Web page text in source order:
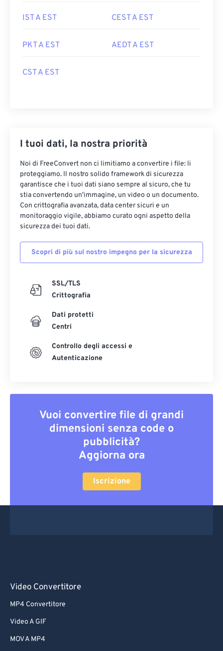
IST A EST CEST A EST
PKT A EST AEDT A EST
CST A EST
I tuoi dati, la nostra priorità
Noi di FreeConvert non ci limitiamo a convertire i file: li
proteggiamo. Il nostro solido framework di sicurezza
garantisce che i tuoi dati siano sempre al sicuro, che tu
stia convertendo un'immagine, un video o un documento.
Con crittografia avanzata, data center sicuri e un
monitoraggio vigile, abbiamo curato ogni aspetto della
sicurezza dei tuoi dati.
Scopri di più sul nostro impegno per la sicurezza
SSL/TLS
Crittografia
Dati protetti
Centri
Controllo degli accessi e
Autenticazione
Vuoi convertire file di grandi
dimensioni senza code o
pubblicità?
Aggiorna ora
Iscrizione
Video Convertitore
MP4 Convertitore
Video A GIF
MOV A MP4